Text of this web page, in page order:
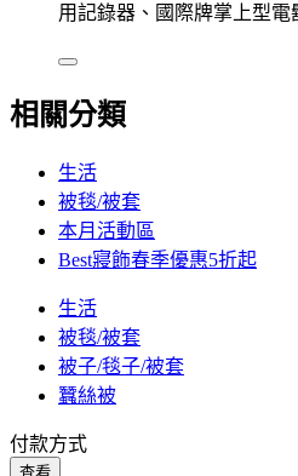
用記錄器、國際牌掌上型電
相關分類
生活
被毯/被套
本月活動區
Best寢飾春季優惠5折起
生活
被毯/被套
被子/毯子/被套
蠶絲被
付款方式